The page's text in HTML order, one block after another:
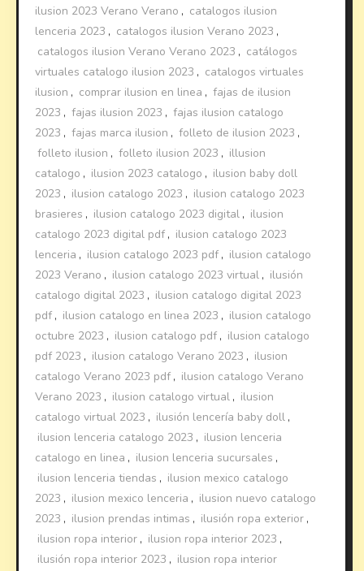
ilusion 2023 Verano Verano , catalogos ilusion
lenceria 2023 , catalogos ilusion Verano 2023 ,
catalogos ilusion Verano Verano 2023 , catálogos
virtuales catalogo ilusion 2023 , catalogos virtuales
ilusion , comprar ilusion en linea , fajas de ilusion
2023 , fajas ilusion 2023 , fajas ilusion catalogo
2023 , fajas marca ilusion , folleto de ilusion 2023 ,
folleto ilusion , folleto ilusion 2023 , illusion
catalogo , ilusion 2023 catalogo , ilusion baby doll
2023 , ilusion catalogo 2023 , ilusion catalogo 2023
brasieres , ilusion catalogo 2023 digital , ilusion
catalogo 2023 digital pdf , ilusion catalogo 2023
lenceria , ilusion catalogo 2023 pdf , ilusion catalogo
2023 Verano , ilusion catalogo 2023 virtual , ilusión
catalogo digital 2023 , ilusion catalogo digital 2023
pdf , ilusion catalogo en linea 2023 , ilusion catalogo
octubre 2023 , ilusion catalogo pdf , ilusion catalogo
pdf 2023 , ilusion catalogo Verano 2023 , ilusion
catalogo Verano 2023 pdf , ilusion catalogo Verano
Verano 2023 , ilusion catalogo virtual , ilusion
catalogo virtual 2023 , ilusión lencería baby doll ,
ilusion lenceria catalogo 2023 , ilusion lenceria
catalogo en linea , ilusion lenceria sucursales ,
ilusion lenceria tiendas , ilusion mexico catalogo
2023 , ilusion mexico lenceria , ilusion nuevo catalogo
2023 , ilusion prendas intimas , ilusión ropa exterior ,
ilusion ropa interior , ilusion ropa interior 2023 ,
ilusión ropa interior 2023 , ilusion ropa interior